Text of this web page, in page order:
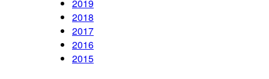
2019
2018
2017
2016
2015